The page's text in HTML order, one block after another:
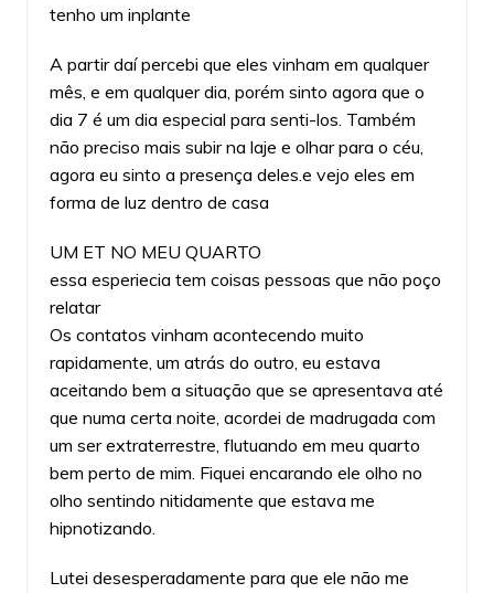
tenho um inplante
A partir daí percebi que eles vinham em qualquer
mês, e em qualquer dia, porém sinto agora que o
dia 7 é um dia especial para senti-los. Também
não preciso mais subir na laje e olhar para o céu,
agora eu sinto a presença deles.e vejo eles em
forma de luz dentro de casa
UM ET NO MEU QUARTO
essa esperiecia tem coisas pessoas que não poço
relatar
Os contatos vinham acontecendo muito
rapidamente, um atrás do outro, eu estava
aceitando bem a situação que se apresentava até
que numa certa noite, acordei de madrugada com
um ser extraterrestre, flutuando em meu quarto
bem perto de mim. Fiquei encarando ele olho no
olho sentindo nitidamente que estava me
hipnotizando.
Lutei desesperadamente para que ele não me